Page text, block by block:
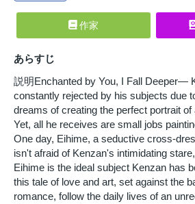
作家
あらすじ
説明Enchanted by You, I Fall Deeper—
constantly rejected by his subjects due
dreams of creating the perfect portrait of
Yet, all he receives are small jobs
One day, Eihime, a seductive cross-
isn't afraid of Kenzan's intimidating
Eihime is the ideal subject Kenzan has
this tale of love and art, set against the
romance, follow the daily lives of an